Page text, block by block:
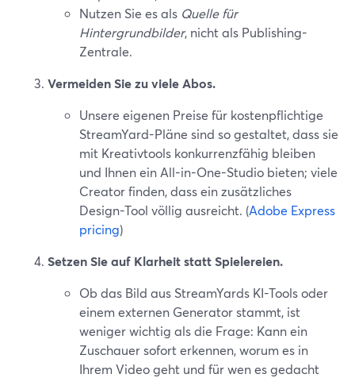
Nutzen Sie es als Quelle für
Hintergrundbilder, nicht als Publishing-
Zentrale.
Vermeiden Sie zu viele Abos.
Unsere eigenen Preise für kostenpflichtige
StreamYard-Pläne sind so gestaltet, dass sie
mit Kreativtools konkurrenzfähig bleiben
und Ihnen ein All-in-One-Studio bieten; viele
Creator finden, dass ein zusätzliches
Design-Tool völlig ausreicht. (Adobe Express
pricing)
Setzen Sie auf Klarheit statt Spielereien.
Ob das Bild aus StreamYards KI-Tools oder
einem externen Generator stammt, ist
weniger wichtig als die Frage: Kann ein
Zuschauer sofort erkennen, worum es in
Ihrem Video geht und für wen es gedacht